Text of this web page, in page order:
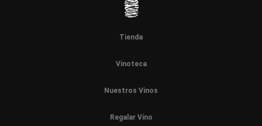
Tienda
Vinoteca
Nuestros Vinos
Regalar Vino